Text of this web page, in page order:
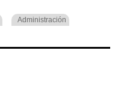
Administración